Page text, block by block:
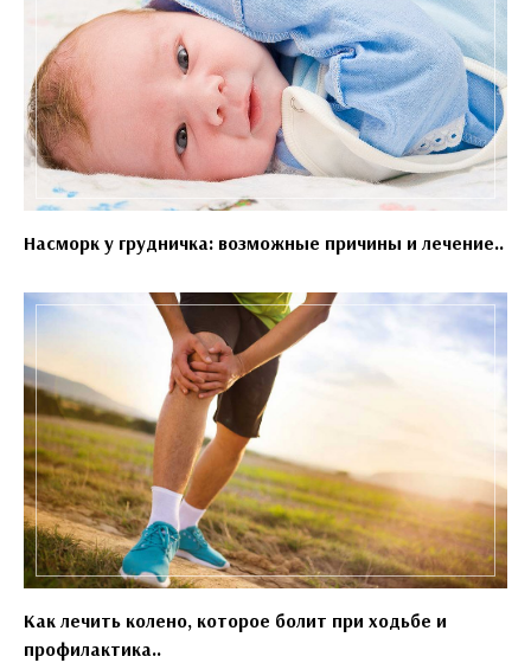
Насморк у грудничка: возможные причины и лечение..
Как лечить колено, которое болит при ходьбе и
профилактика..